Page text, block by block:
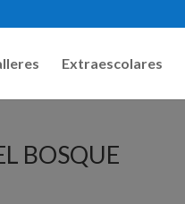
Extraescolares
BOSQUE